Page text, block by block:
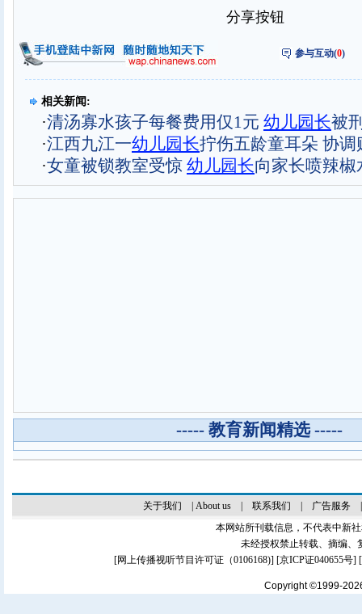
分享按钮
参与互动(0)
相关新闻:
·清汤寡水孩子每餐费用仅1元 幼儿园长被
·江西九江一幼儿园长拧伤五龄童耳朵 协调
·女童被锁教室受惊 幼儿园长向家长喷辣椒
----- 教育新闻精选 -----
关于我们 About us| 联系我们 广告服务
本网站所刊载信息，不代表中新
未经授权禁止转载、摘编、
[网上传播视听节目许可证（0106168)] [京ICP证040655号]
Copyright ©1999-